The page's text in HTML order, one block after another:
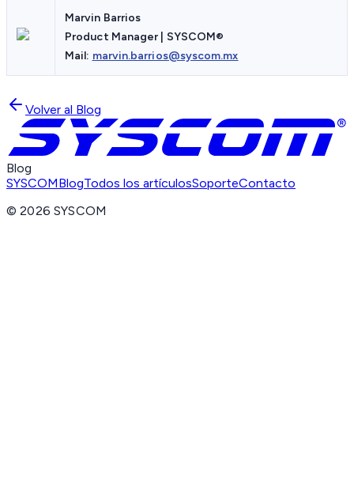
Marvin Barrios
Product Manager | SYSCOM®
Mail: marvin.barrios@syscom.mx
Volver al Blog
Blog
SYSCOMBlogTodos los artículosSoporteContacto
©2026 SYSCOM